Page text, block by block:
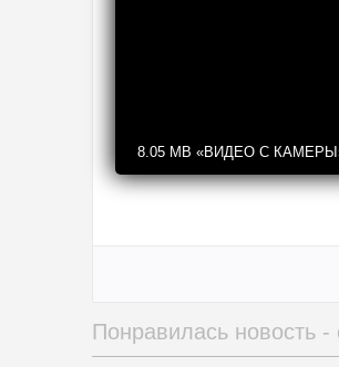
8.05 MB «ВИДЕО С
Понравилась новость